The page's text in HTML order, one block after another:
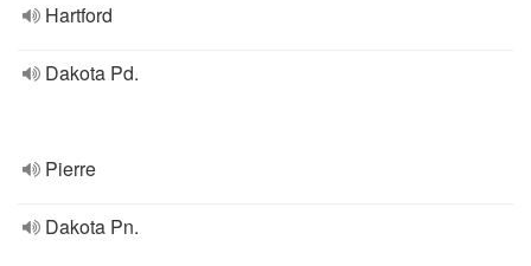
Hartford
Dakota Pd.
Pierre
Dakota Pn.